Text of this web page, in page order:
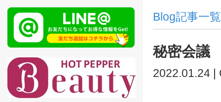
Blog記事一覧
秘密会議
2022.01.24